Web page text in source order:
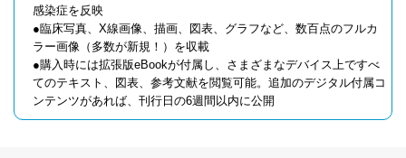
感染症を反映
●臨床写真、X線画像、描画、図表、グラフなど、数百点のフルカ
ラー画像（多数が新規！）を収載
●購入時には拡張版eBookが付属し、さまざまなデバイス上ですべ
てのテキスト、図表、参考文献を閲覧可能。追加のデジタル付属コ
ンテンツがあれば、刊行日の6週間以内に公開